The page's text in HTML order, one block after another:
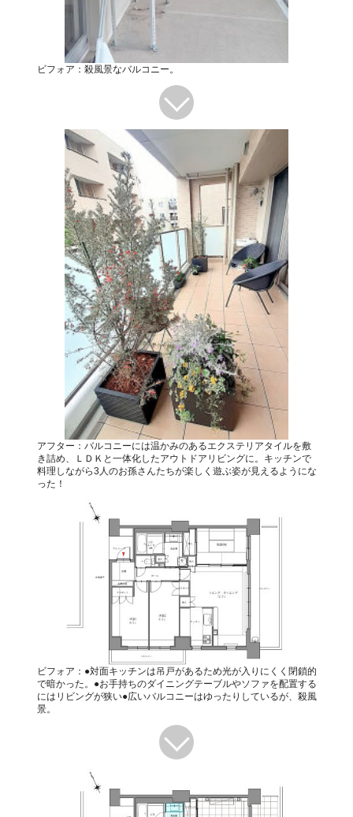
ビフォア：殺風景なバルコニー。
アフター：バルコニーには温かみのあるエクステリアタイルを敷
き詰め、ＬＤＫと一体化したアウトドアリビングに。キッチンで
料理しながら3人のお孫さんたちが楽しく遊ぶ姿が見えるようにな
った！
ビフォア：●対面キッチンは吊戸があるため光が入りにくく閉鎖的
で暗かった。●お手持ちのダイニングテーブルやソファを配置する
にはリビングが狭い●広いバルコニーはゆったりしているが、殺風
景。